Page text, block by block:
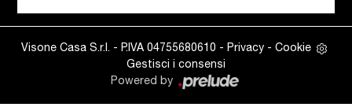
Visone Casa S.r.l. - P.IVA 04755680610 - Privacy - Cookie
Gestisci i consensi
Powered by